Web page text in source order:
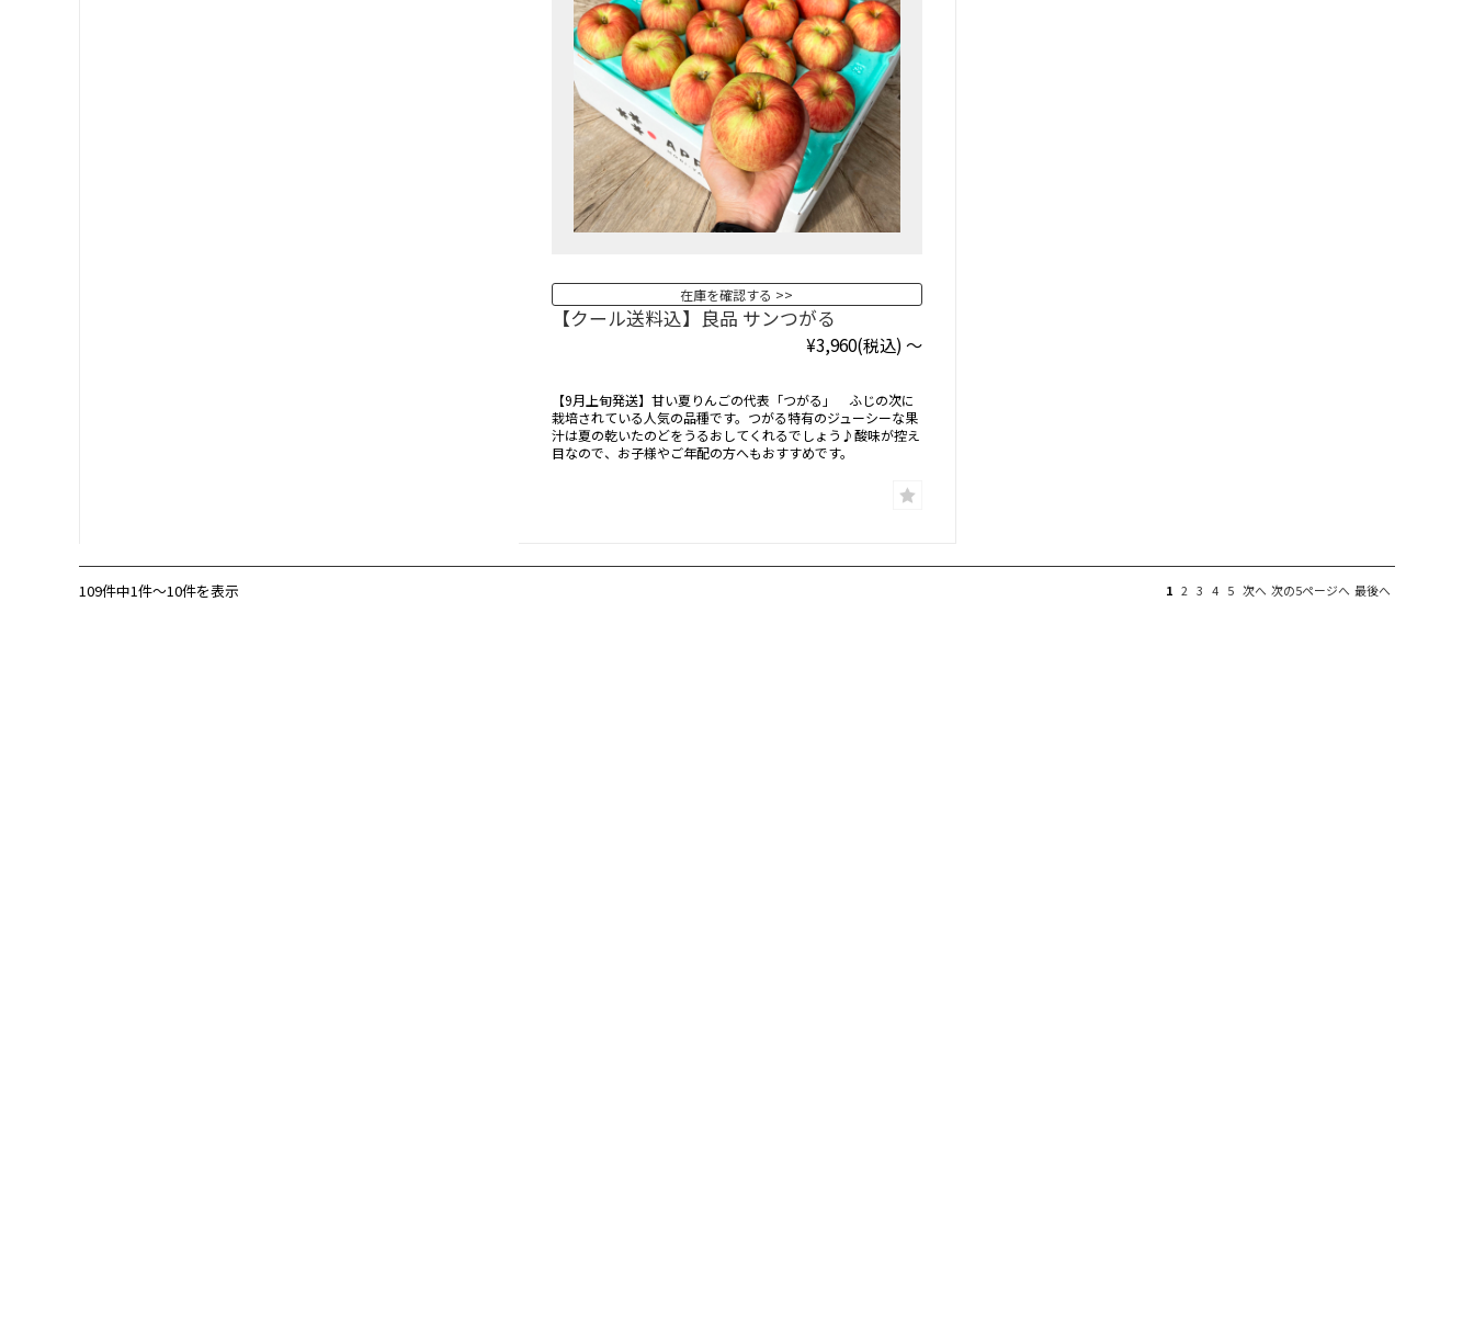
在庫を確認する
【クール送料込】良品 サンつがる
¥3,960(税込) ～
【9月上旬発送】甘い夏りんごの代表「つがる」 ふじの次に
栽培されている人気の品種です。つがる特有のジューシーな果
汁は夏の乾いたのどをうるおしてくれるでしょう♪酸味が控え
目なので、お子様やご年配の方へもおすすめです。
109件中1件〜10件を表示 1 2 3 4 5 次へ 次の5ページへ 最後へ